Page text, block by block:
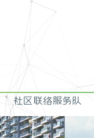
社区联络服务队